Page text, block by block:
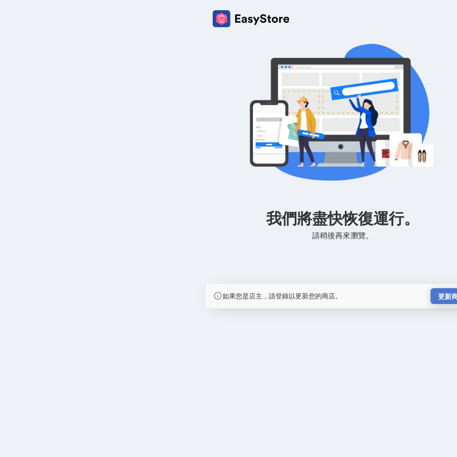
我們將盡快恢復運行。
請稍後再來瀏覽。
如果您是店主，請登錄以更新您的商店。 更新